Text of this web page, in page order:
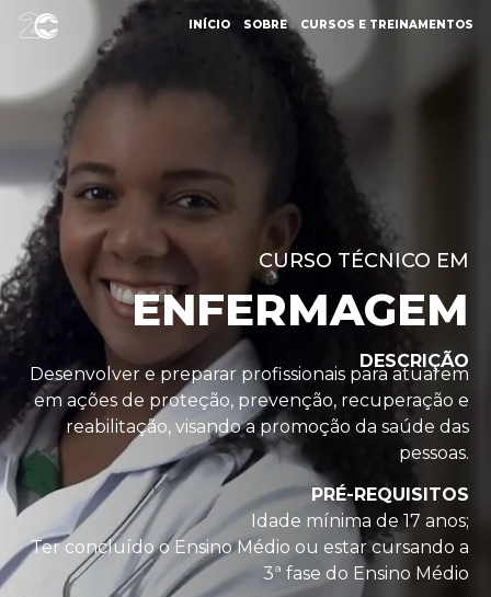
INÍCIO SOBRE CURSOS E TREINAMENTOS
CURSO TÉCNICO EM
ENFERMAGEM
DESCRIÇÃO
Desenvolver e preparar profissionais para atuarem
em ações de proteção, prevenção, recuperação e
reabilitação, visando a promoção da saúde das
pessoas.
PRÉ-REQUISITOS
Idade mínima de 17 anos;
Ter concluído o Ensino Médio ou estar cursando a
3ª fase do Ensino Médio